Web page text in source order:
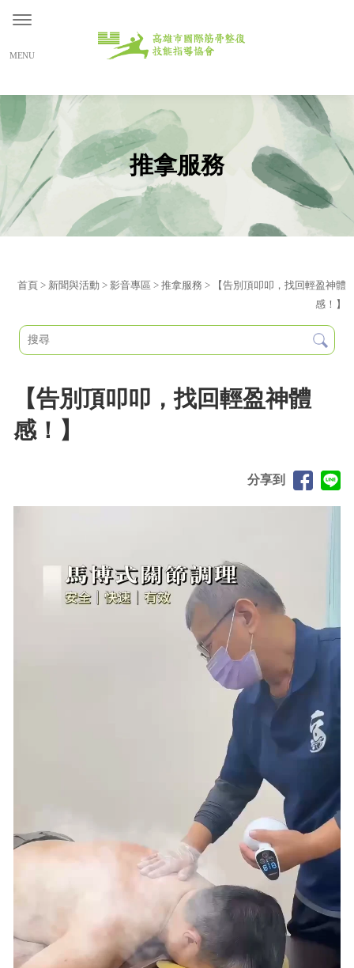
推拿服務
首頁 > 新聞與活動 > 影音專區 > 推拿服務 > 【告別頂叩叩，找回輕盈神體
感！】
【告別頂叩叩，找回輕盈神體
感！】
分享到